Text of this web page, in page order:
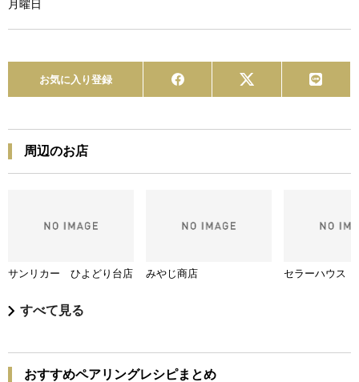
月曜日
お気に入り登録
周辺のお店
サンリカー ひよどり台店 みやじ商店 セラーハウス
すべて見る
おすすめペアリングレシピまとめ